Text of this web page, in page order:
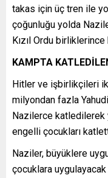
takas için üç tren ile
çoğunluğu yolda
Kızıl Ordu birliklerince
KAMPTA
Hitler ve işbirlikçileri
milyondan fazla
Nazilerce katledilerek
engelli çocukları
Naziler, büyüklere
çocuklara uygulayacak